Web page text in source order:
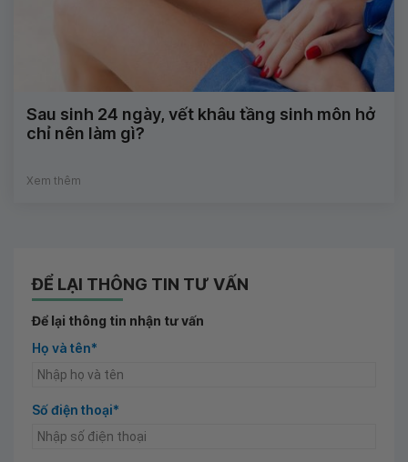
Sau sinh 24 ngày, vết khâu tầng sinh môn hở
chỉ nên làm gì?
Xem thêm
ĐỂ LẠI THÔNG TIN TƯ VẤN
Để lại thông tin nhận tư vấn
Họ và tên*
Số điện thoại*